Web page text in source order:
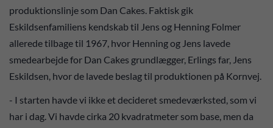
produktionslinje som Dan Cakes. Faktisk gik
Eskildsenfamiliens kendskab til Jens og Henning Folmer
allerede tilbage til 1967, hvor Henning og Jens lavede
smedearbejde for Dan Cakes grundlægger, Erlings far, Jens
Eskildsen, hvor de lavede beslag til produktionen på Kornvej.
- I starten havde vi ikke et decideret smedeværksted, som vi
har i dag. Vi havde cirka 20 kvadratmeter som base, men da